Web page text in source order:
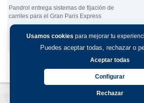
Usamos cookies para mejorar tu
Puedes aceptar todas, rechazar o
Aceptar todas
Configurar
Rechazar
Pandrol entrega sistemas de fijación de
carriles para el Gran Paris Express
Política de privacidad